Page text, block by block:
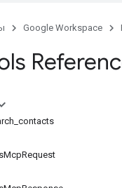
Google Workspace